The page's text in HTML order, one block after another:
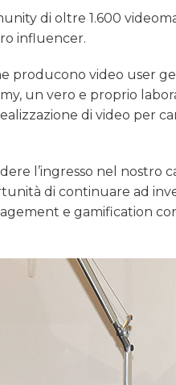
di oltre 1.600
influencer.
producono video user
un vero e proprio
di video per
l’ingresso nel nostro
di continuare ad
e gamification